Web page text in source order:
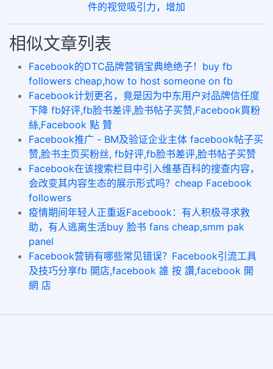
件的视觉吸引力，增加
相似文章列表
Facebook的DTC品牌营销宝典绝绝子！buy fb
followers cheap,how to host someone on fb
​Facebook计划更名，竟是因为中东用户对品牌信任度
下降 fb好评,fb脸书差评,脸书帖子买赞,Facebook買粉
絲,Facebook 點 贊
Facebook推广 - BM及验证企业主体 facebook帖子买
赞,脸书主页买粉丝, fb好评,fb脸书差评,脸书帖子买赞
Facebook在该搜索栏目中引入维基百科的搜查内容，
会改变其内容生态的展示形式吗？cheap Facebook
followers
疫情期间年轻人正重返Facebook：有人积极寻求救
助，有人逃离生活buy 脸书 fans cheap,smm pak
panel
Facebook营销有哪些常见错误？Facebook引流工具
及技巧分享fb 開店,facebook 誰 按 讚,facebook 開
網 店